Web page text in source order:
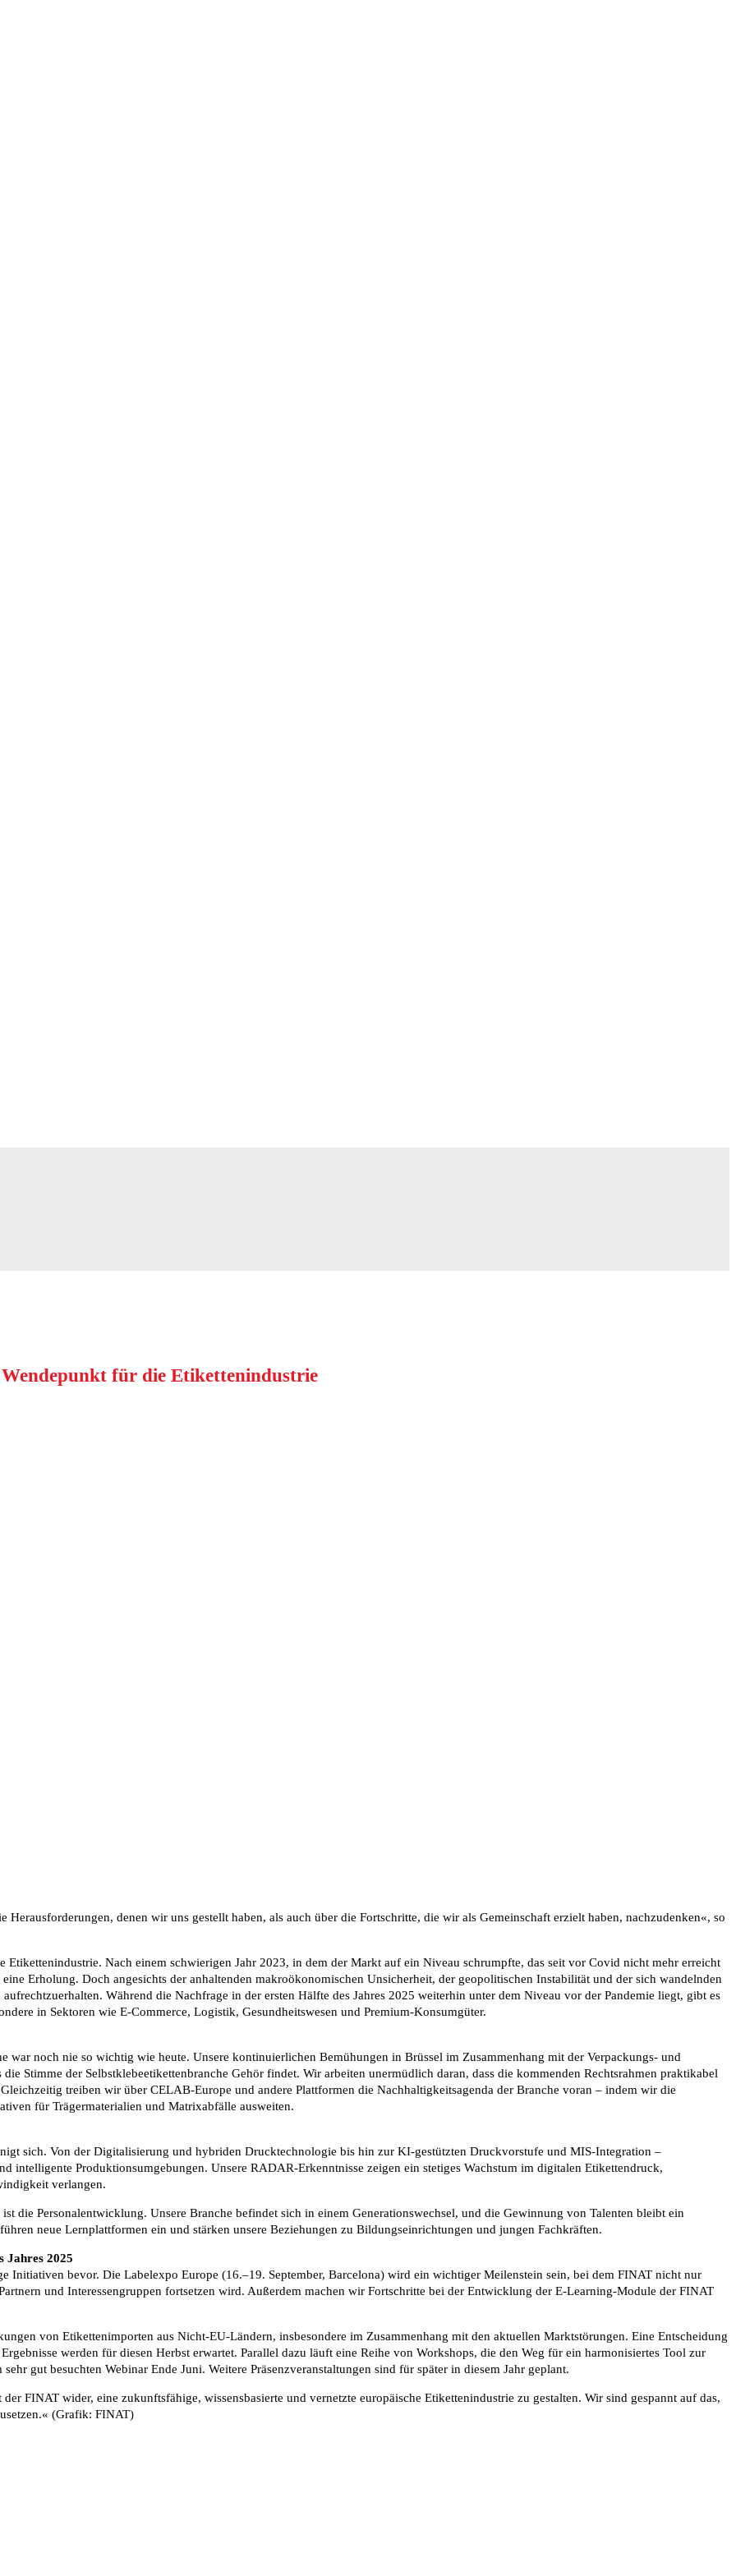
für die Etikettenindustrie
denen wir uns gestellt haben, als auch über die Fortschritte, die wir als Gemeinschaft erzielt haben, nachzudenken«, so
Etikettenindustrie. Nach einem schwierigen Jahr 2023, in dem der Markt auf ein Niveau schrumpfte, das seit vor Covid nicht mehr erreicht
Erholung. Doch angesichts der anhaltenden makroökonomischen Unsicherheit, der geopolitischen Instabilität und der sich wandelnden
Während die Nachfrage in der ersten Hälfte des Jahres 2025 weiterhin unter dem Niveau vor der Pandemie liegt, gibt es
in Sektoren wie E-Commerce, Logistik, Gesundheitswesen und Premium-Konsumgüter.
war noch nie so wichtig wie heute. Unsere kontinuierlichen Bemühungen in Brüssel im Zusammenhang mit der Verpackungs- und
Stimme der Selbstklebeetikettenbranche Gehör findet. Wir arbeiten unermüdlich daran, dass die kommenden Rechtsrahmen praktikabel
treiben wir über CELAB-Europe und andere Plattformen die Nachhaltigkeitsagenda der Branche voran – indem wir die
für Trägermaterialien und Matrixabfälle ausweiten.
sich. Von der Digitalisierung und hybriden Drucktechnologie bis hin zur KI-gestützten Druckvorstufe und MIS-Integration –
intelligente Produktionsumgebungen. Unsere RADAR-Erkenntnisse zeigen ein stetiges Wachstum im digitalen Etikettendruck,
verlangen.
die Personalentwicklung. Unsere Branche befindet sich in einem Generationswechsel, und die Gewinnung von Talenten bleibt ein
neue Lernplattformen ein und stärken unsere Beziehungen zu Bildungseinrichtungen und jungen Fachkräften.
Jahres 2025
Initiativen bevor. Die Labelexpo Europe (16.–19. September, Barcelona) wird ein wichtiger Meilenstein sein, bei dem FINAT nicht nur
und Interessengruppen fortsetzen wird. Außerdem machen wir Fortschritte bei der Entwicklung der E-Learning-Module der FINAT
von Etikettenimporten aus Nicht-EU-Ländern, insbesondere im Zusammenhang mit den aktuellen Marktstörungen. Eine Entscheidung
werden für diesen Herbst erwartet. Parallel dazu läuft eine Reihe von Workshops, die den Weg für ein harmonisiertes Tool zur
gut besuchten Webinar Ende Juni. Weitere Präsenzveranstaltungen sind für später in diesem Jahr geplant.
FINAT wider, eine zukunftsfähige, wissensbasierte und vernetzte europäische Etikettenindustrie zu gestalten. Wir sind gespannt auf das,
(Grafik: FINAT)